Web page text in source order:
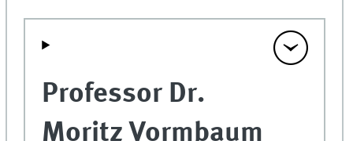
Professor Dr.
Moritz Vormbaum